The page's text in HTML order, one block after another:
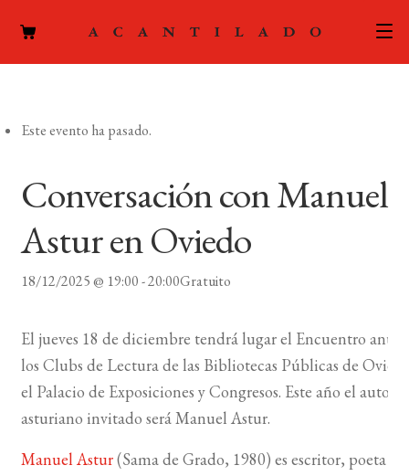
menú
ACTUALIDAD
el
PODCAST
hijo
CONTACTO
MI CUENTA
BUSCAR
Este evento ha pasado.
Conversación con Manuel
Astur en Oviedo
18/12/2025 @ 19:00-20:00Gratuito
El jueves 18 de diciembre tendrá lugar el Encuentro
los Clubs de Lectura de las Bibliotecas Públicas de
el Palacio de Exposiciones y Congresos. Este año el autor
asturiano invitado será Manuel Astur.
Manuel Astur(Sama de Grado, 1980) es escritor, poeta y